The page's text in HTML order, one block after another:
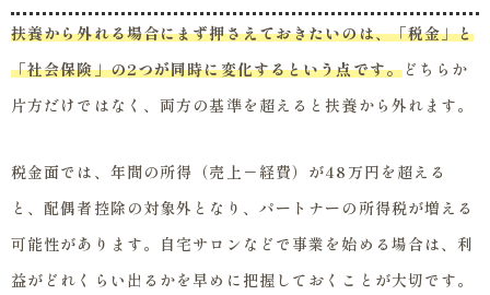
扶養から外れる場合にまず押さえておきたいのは、「税金」と
「社会保険」の2つが同時に変化するという点です。どちらか
片方だけではなく、両方の基準を超えると扶養から外れます。
税金面では、年間の所得（売上－経費）が48万円を超える
と、配偶者控除の対象外となり、パートナーの所得税が増える
可能性があります。自宅サロンなどで事業を始める場合は、利
益がどれくらい出るかを早めに把握しておくことが大切です。